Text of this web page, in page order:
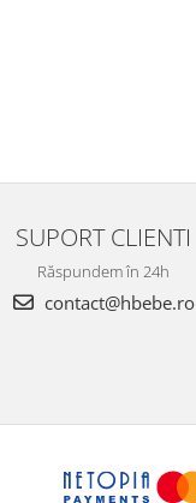
SUPORT CLIENTI
Răspundem în 24h
contact@hbebe.ro